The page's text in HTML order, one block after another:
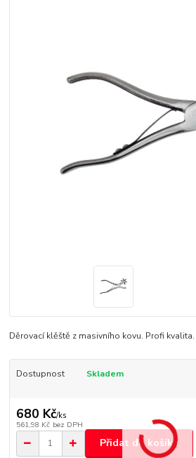
Děrovací klěště z masivního kovu. Profi kvalita.
Dostupnost Skladem
680 Kč/ks
561,98 Kč bez DPH
Přidat do košíku